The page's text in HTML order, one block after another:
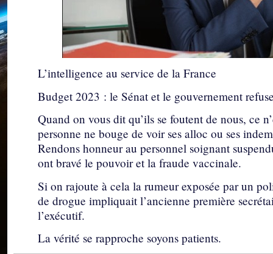
L’intelligence au service de la France
Budget 2023 : le Sénat et le gouvernement
Quand on vous dit qu’ils se foutent de nous, ce
personne ne bouge de voir ses alloc ou ses
Rendons honneur au personnel soignant
ont bravé le pouvoir et la fraude vaccinale.
Si on rajoute à cela la rumeur exposée par un
de drogue impliquait l’ancienne première
l’exécutif.
La vérité se rapproche soyons patients.